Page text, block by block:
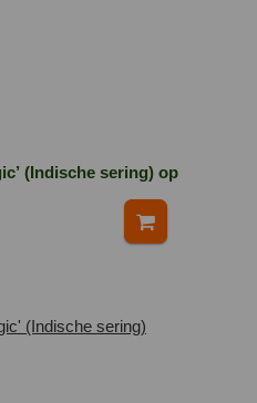
(Indische sering) op